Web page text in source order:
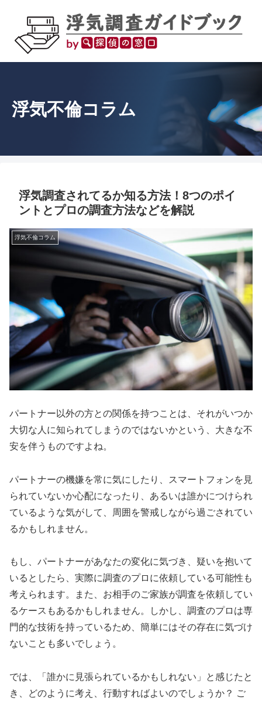
浮気不倫コラム
浮気調査されてるか知る方法！8つのポイ
ントとプロの調査方法などを解説
浮気不倫コラム
パートナー以外の方との関係を持つことは、それがいつか
大切な人に知られてしまうのではないかという、大きな不
安を伴うものですよね。
パートナーの機嫌を常に気にしたり、スマートフォンを見
られていないか心配になったり、あるいは誰かにつけられ
ているような気がして、周囲を警戒しながら過ごされてい
るかもしれません。
もし、パートナーがあなたの変化に気づき、疑いを抱いて
いるとしたら、実際に調査のプロに依頼している可能性も
考えられます。また、お相手のご家族が調査を依頼してい
るケースもあるかもしれません。しかし、調査のプロは専
門的な技術を持っているため、簡単にはその存在に気づけ
ないことも多いでしょう。
では、「誰かに見張られているかもしれない」と感じたと
き、どのように考え、行動すればよいのでしょうか？ ご